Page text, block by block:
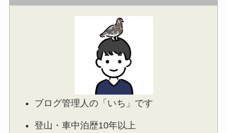
ブログ管理人の「いち」です
登山・車中泊歴10年以上